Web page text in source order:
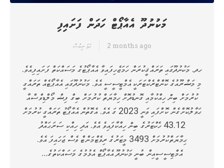
މަކުނުދޫ އެއާޕޯޓް ހަދަން ފަށައިފި
ހަމަ ނިއުސް 2 months ago
ހދ. މަކުނުދޫގައި ތަރައްޤީކުރަން ހަމަޖެހިފައިވާ އެއާޕޯޓުގެ މަސައްކަތް ފަށައިފިއެވެ.
މި މަޝްރޫއުގެ ކޮންޓްރެކްޓަރަކީ އެމްޓީސީސީ އެވެ. މަކުނުދޫގައި އެއާޕޯޓެއް ތަރައްގީ
ކުރުމަށް ބިން ހިއްކުމާއި ގޮނޑުދޮށް ހިމާޔަތް ކުރުމަށް ބިގް ފިޝް މޯލްޑިވްސްއާ
ޙަވާލުކޮށްގެން ކޮށްފައި ވަނީ 2023 ގަ އެވެ. އެގޮތުން އެއާޕޯޓު ތަރައްގީ ކުރުމަށް
43.12 ހެކްޓަރުގެ ބިން ހިއްކާފައިވެ އެވެ. އަދި ހިއްކި ސަރަޙައްދު
ޙިމާޔަތްކުރުމަށް 3493 މީޓަރުގެ ރިވެޓްމަންޓް ވެސް ޖަހައިފަ އެވެ.
އެމްޓިސީސީއިން ބުނީ މަކުނުދޫ އެއާޕޯޓް އެޅުމުގެ މަސައްކަތުގެ…